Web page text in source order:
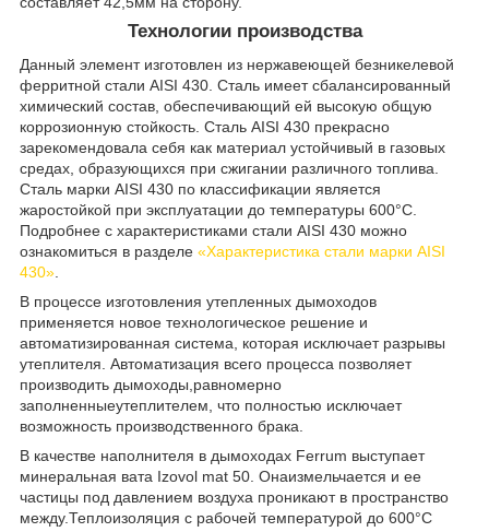
Технологии производства
Данный элемент изготовлен из нержавеющей безникелевой
ферритной стали AISI 430. Сталь имеет сбалансированный
химический состав, обеспечивающий ей высокую общую
коррозионную стойкость. Сталь AISI 430 прекрасно
зарекомендовала себя как материал устойчивый в газовых
средах, образующихся при сжигании различного топлива.
Сталь марки AISI 430 по классификации является
жаростойкой при эксплуатации до температуры 600°C.
Подробнее с характеристиками стали AISI 430 можно
ознакомиться в разделе «Характеристика стали марки AISI
430»
В процессе изготовления утепленных дымоходов
применяется новое технологическое решение и
автоматизированная система, которая исключает разрывы
утеплителя. Автоматизация всего процесса позволяет
производить дымоходы,равномерно
заполненныеутеплителем, что полностью исключает
возможность производственного брака.
В качестве наполнителя в дымоходах Ferrum выступает
минеральная вата Іzovol mat 50. Онаизмельчается и ее
частицы под давлением воздуха проникают в пространство
между.Теплоизоляция с рабочей температурой до 600°С